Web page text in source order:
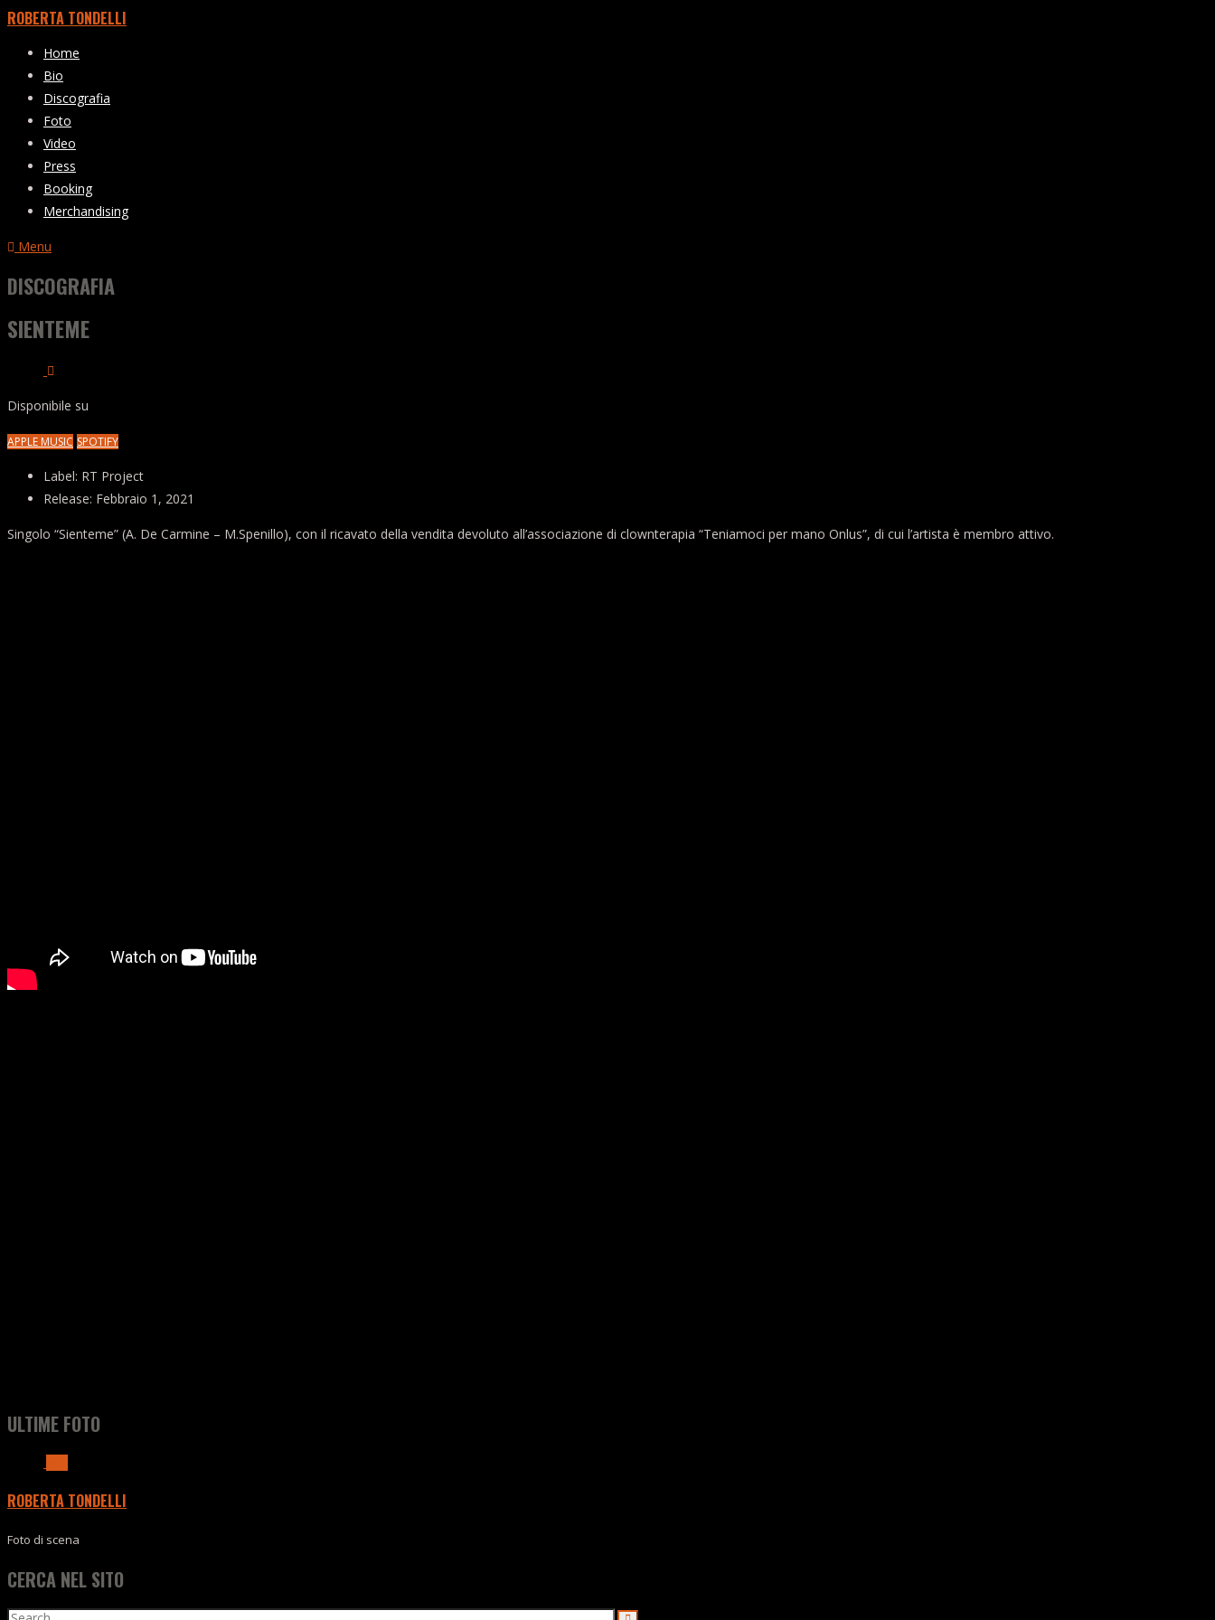
ROBERTA TONDELLI
Home
Bio
Discografia
Foto
Video
Press
Booking
Merchandising
Menu
DISCOGRAFIA
SIENTEME
Disponibile su
APPLE MUSIC SPOTIFY
Label: RT Project
Release: Febbraio 1, 2021
Singolo “Sienteme” (A. De Carmine – M.Spenillo), con il ricavato della vendita devoluto all’associazione di clownterapia “Teniamoci per mano Onlus”, di cui l’artista è membro attivo.
ULTIME FOTO
ROBERTA TONDELLI
Foto di scena
CERCA NEL SITO
Search